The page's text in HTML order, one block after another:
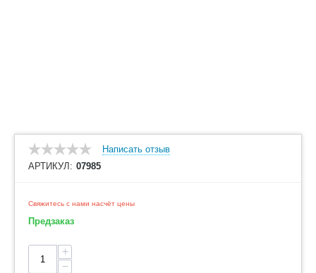
Написать отзыв
АРТИКУЛ: 07985
Свяжитесь с нами насчёт цены
Предзаказ
+
−